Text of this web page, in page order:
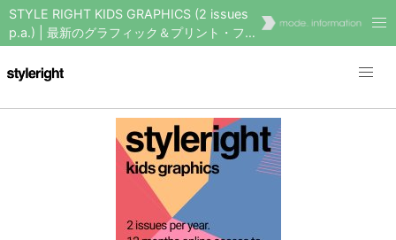
STYLE RIGHT KIDS GRAPHICS (2 issues
p.a.) | 最新のグラフィック＆プリント・ファ
ッション・トレンドをお届けします。